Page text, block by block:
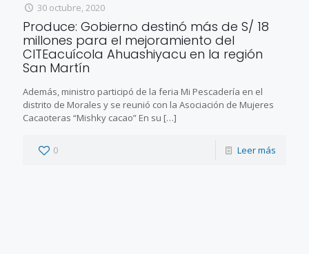
30 octubre, 2020
Produce: Gobierno destinó más de S/ 18
millones para el mejoramiento del
CITEacuícola Ahuashiyacu en la región
San Martín
Además, ministro participó de la feria Mi Pescadería en el
distrito de Morales y se reunió con la Asociación de Mujeres
Cacaoteras “Mishky cacao” En su […]
0 Leer más